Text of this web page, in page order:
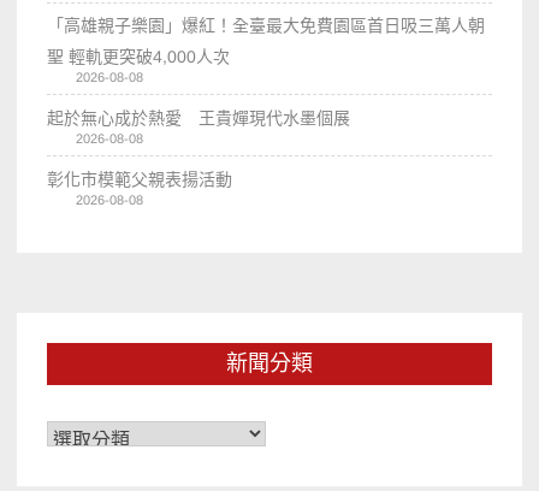
「高雄親子樂園」爆紅！全臺最大免費園區首日吸三萬人朝
聖 輕軌更突破4,000人次
2026-08-08
起於無心成於熱愛 王貴嬋現代水墨個展
2026-08-08
彰化市模範父親表揚活動
2026-08-08
新聞分類
新